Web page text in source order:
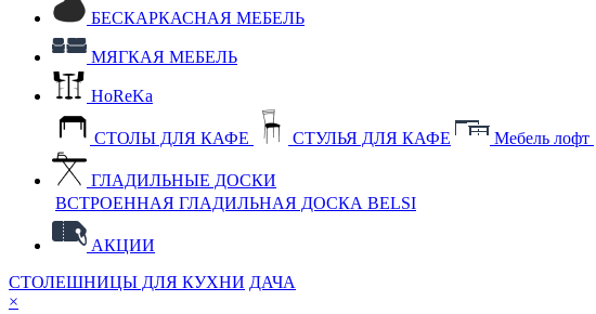
БЕСКАРКАСНАЯ МЕБЕЛЬ
МЯГКАЯ МЕБЕЛЬ
HoReKa
СТОЛЫ ДЛЯ КАФЕ СТУЛЬЯ ДЛЯ КАФЕ Мебель лофт
ГЛАДИЛЬНЫЕ ДОСКИ
ВСТРОЕННАЯ ГЛАДИЛЬНАЯ ДОСКА BELSI
АКЦИИ
СТОЛЕШНИЦЫ ДЛЯ КУХНИ ДАЧА
×